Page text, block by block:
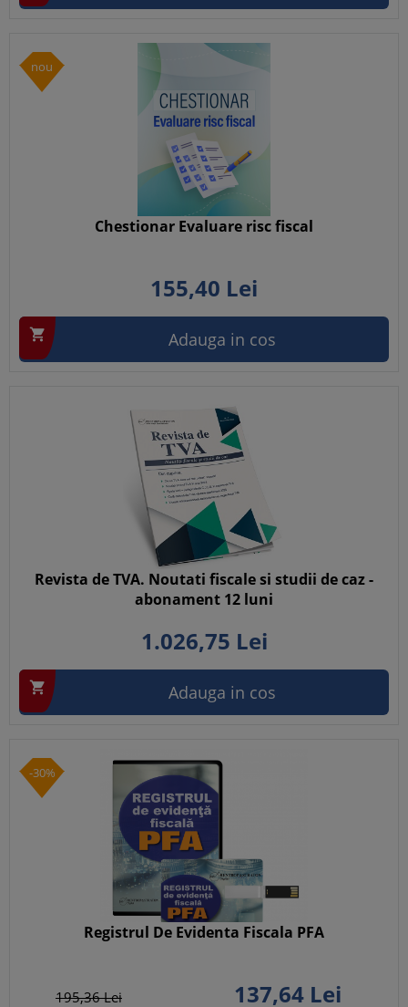
nou
Chestionar Evaluare risc fiscal
155,40 Lei
 Adauga in cos
Revista de TVA. Noutati fiscale si studii de caz -
abonament 12 luni
1.026,75 Lei
 Adauga in cos
-30%
Registrul De Evidenta Fiscala PFA
195,36Lei 137,64Lei